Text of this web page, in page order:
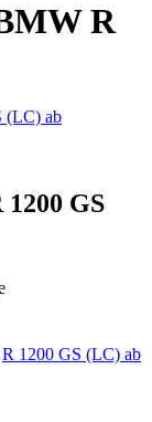
R
(LC) ab
GS
R 1200 GS (LC) ab